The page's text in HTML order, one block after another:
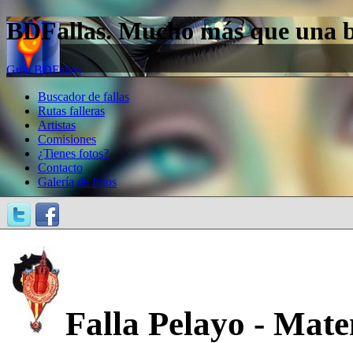
BDFallas. Mucho más que una
Guía BDFallas
Buscador de fallas
Rutas falleras
Artistas
Comisiones
¿Tienes fotos?
Contacto
Galería de fotos
Falla Pelayo -